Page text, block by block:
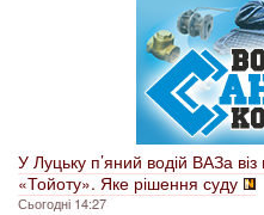
У Луцьку п’яний водій ВАЗа
«Тойоту». Яке рішення суду
Сьогодні 14:27